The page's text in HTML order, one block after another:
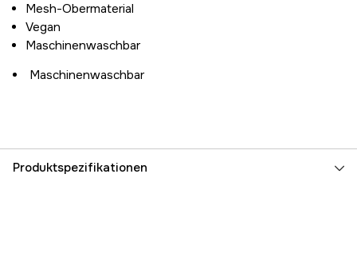
Mesh-Obermaterial
Vegan
Maschinenwaschbar
Maschinenwaschbar
Produktspezifikationen